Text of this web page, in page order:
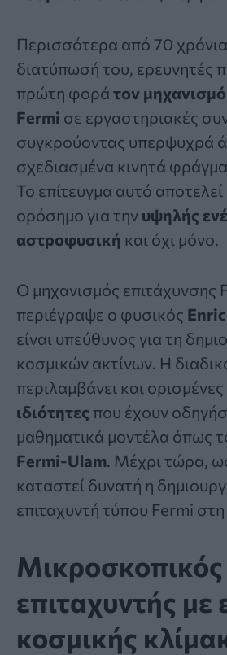
Περισσότερα από 70
διατύπωσή του, ερευνητές
πρώτη φορά τον
Fermi σε εργαστηριακές
συγκρούοντας υπερψυχρά
σχεδιασμένα κινητά
Το επίτευγμα αυτό
ορόσημο για την υψηλής
αστροφυσική και όχι μόνο.
Ο μηχανισμός επιτάχυνσης
περιέγραψε ο φυσικός
είναι υπεύθυνος για τη
κοσμικών ακτίνων. Η
περιλαμβάνει και ορισμένες
ιδιότητες που έχουν
μαθηματικά μοντέλα όπως
Fermi-Ulam . Μέχρι τώρα,
καταστεί δυνατή η
επιταχυντή τύπου Fermi στη
Μικροσκοπικός
επιταχυντής με
κοσμικής